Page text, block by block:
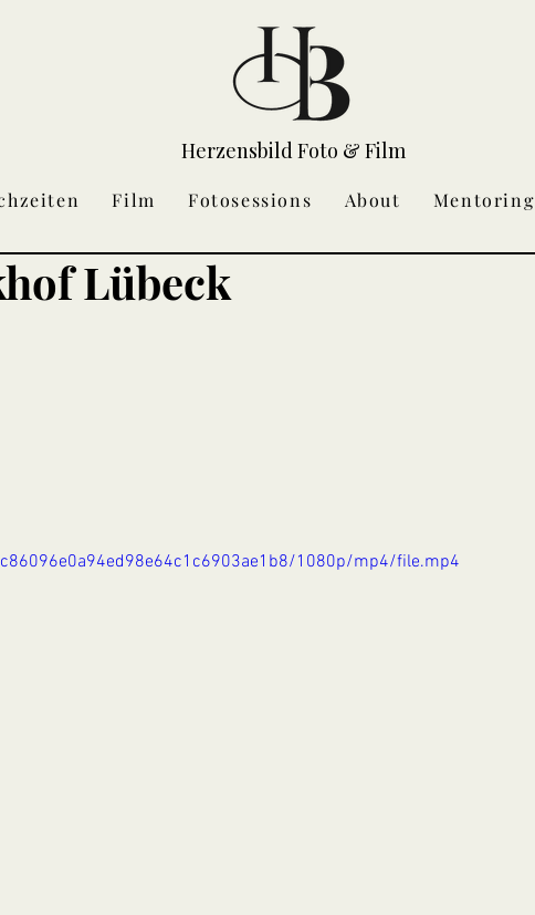
Herzensbild Foto & Film
Film Fotosessions About Mentoring
Lübeck
1080p/mp4/file.mp4